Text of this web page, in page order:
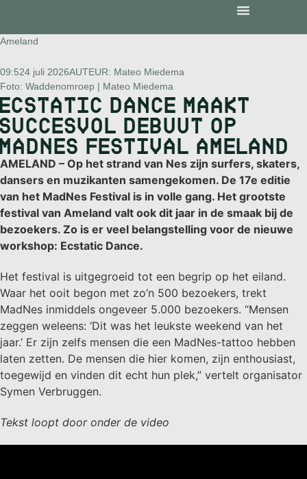
Ameland
09:524 juli 2026AUTEUR: Mateo Miedema
Foto: Waddenomroep | Mateo Miedema
ECSTATIC DANCE MAAKT
SUCCESVOL DEBUUT OP
MADNES FESTIVAL AMELAND
AMELAND – Op het strand van Nes zijn surfers, skaters,
dansers en muzikanten samengekomen. De 17e editie
van het MadNes Festival is in volle gang. Het grootste
festival van Ameland valt ook dit jaar in de smaak bij de
bezoekers. Zo is er veel belangstelling voor de nieuwe
workshop: Ecstatic Dance.
Het festival is uitgegroeid tot een begrip op het eiland.
Waar het ooit begon met zo’n 500 bezoekers, trekt
MadNes inmiddels ongeveer 5.000 bezoekers. “Mensen
zeggen weleens: ‘Dit was het leukste weekend van het
jaar.’ Er zijn zelfs mensen die een MadNes-tattoo hebben
laten zetten. De mensen die hier komen, zijn enthousiast,
toegewijd en vinden dit echt hun plek,” vertelt organisator
Symen Verbruggen.
Tekst loopt door onder de video